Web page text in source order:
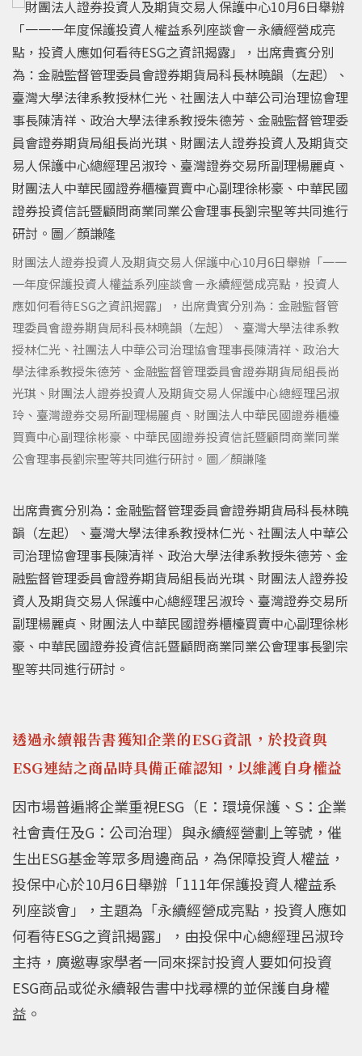
財團法人證券投資人及期貨交易人保護中心10月6日舉辦「一一
一年度保護投資人權益系列座談會－永續經營成亮點，投資人
應如何看待ESG之資訊揭露」，出席貴賓分別為：金融監督管
理委員會證券期貨局科長林曉韻（左起）、臺灣大學法律系教
授林仁光、社團法人中華公司治理協會理事長陳清祥、政治大
學法律系教授朱德芳、金融監督管理委員會證券期貨局組長尚
光琪、財團法人證券投資人及期貨交易人保護中心總經理呂淑
玲、臺灣證券交易所副理楊麗貞、財團法人中華民國證券櫃檯
買賣中心副理徐彬豪、中華民國證券投資信託暨顧問商業同業
公會理事長劉宗聖等共同進行研討。圖／顏謙隆
出席貴賓分別為：金融監督管理委員會證券期貨局科長林曉
韻（左起）、臺灣大學法律系教授林仁光、社團法人中華公
司治理協會理事長陳清祥、政治大學法律系教授朱德芳、金
融監督管理委員會證券期貨局組長尚光琪、財團法人證券投
資人及期貨交易人保護中心總經理呂淑玲、臺灣證券交易所
副理楊麗貞、財團法人中華民國證券櫃檯買賣中心副理徐彬
豪、中華民國證券投資信託暨顧問商業同業公會理事長劉宗
聖等共同進行研討。
透過永續報告書獲知企業的ESG資訊，於投資與
ESG連結之商品時具備正確認知，以維護自身權益
因市場普遍將企業重視ESG（E：環境保護、S：企業
社會責任及G：公司治理）與永續經營劃上等號，催
生出ESG基金等眾多周邊商品，為保障投資人權益，
投保中心於10月6日舉辦「111年保護投資人權益系
列座談會」，主題為「永續經營成亮點，投資人應如
何看待ESG之資訊揭露」，由投保中心總經理呂淑玲
主持，廣邀專家學者一同來探討投資人要如何投資
ESG商品或從永續報告書中找尋標的並保護自身權
益。